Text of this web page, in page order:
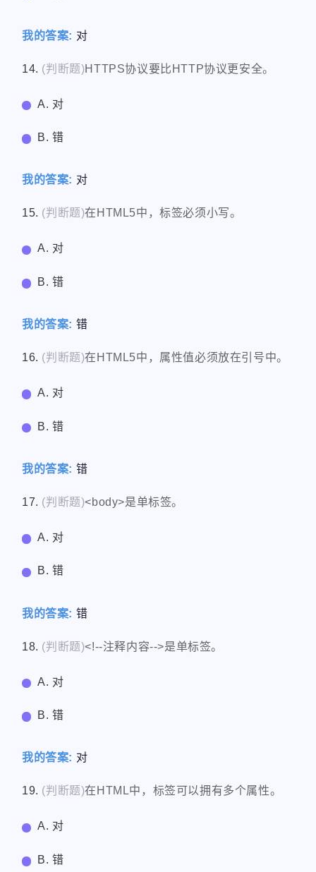
我的答案: 对
14. (判断题)HTTPS协议要比HTTP协议更安全。
A. 对
B. 错
我的答案: 对
15. (判断题)在HTML5中，标签必须小写。
A. 对
B. 错
我的答案: 错
16. (判断题)在HTML5中，属性值必须放在引号中。
A. 对
B. 错
我的答案: 错
17. (判断题)<body>是单标签。
A. 对
B. 错
我的答案: 错
18. (判断题)<!--注释内容-->是单标签。
A. 对
B. 错
我的答案: 对
19. (判断题)在HTML中，标签可以拥有多个属性。
A. 对
B. 错